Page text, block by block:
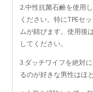
2.中性抗菌石鹸を使用
ください。特にTPEセ
ムが錆びます。使用後
してください。
3.ダッチワイフを絶対
るのが好きな男性はほ